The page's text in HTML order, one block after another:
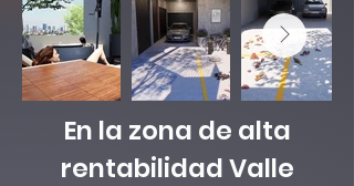
En la zona de alta
rentabilidad Valle